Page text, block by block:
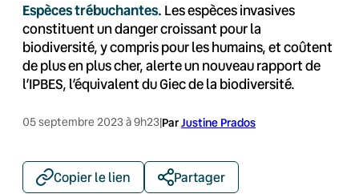
Espèces trébuchantes. Les espèces invasives
constituent un danger croissant pour la
biodiversité, y compris pour les humains, et coûtent
de plus en plus cher, alerte un nouveau rapport de
l’IPBES, l’équivalent du Giec de la biodiversité.
05 septembre 2023 à 9h23|ParJustine Prados
Copier le lien Partager